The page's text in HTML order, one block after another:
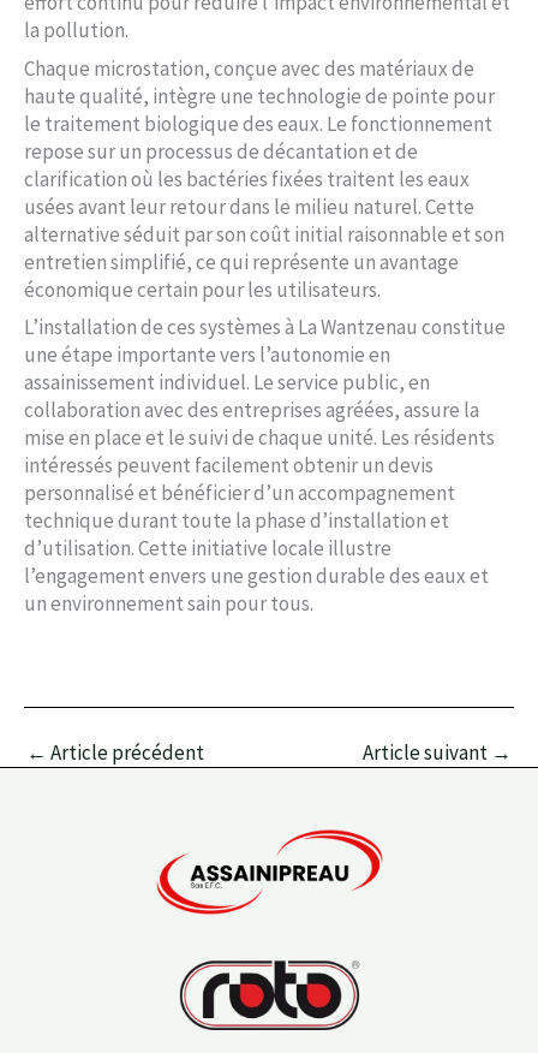
la pollution.
Chaque microstation, conçue avec des matériaux de
haute qualité, intègre une technologie de pointe pour
le traitement biologique des eaux. Le fonctionnement
repose sur un processus de décantation et de
clarification où les bactéries fixées traitent les eaux
usées avant leur retour dans le milieu naturel. Cette
alternative séduit par son coût initial raisonnable et son
entretien simplifié, ce qui représente un avantage
économique certain pour les utilisateurs.
L’installation de ces systèmes à La Wantzenau constitue
une étape importante vers l’autonomie en
assainissement individuel. Le service public, en
collaboration avec des entreprises agréées, assure la
mise en place et le suivi de chaque unité. Les résidents
intéressés peuvent facilement obtenir un devis
personnalisé et bénéficier d’un accompagnement
technique durant toute la phase d’installation et
d’utilisation. Cette initiative locale illustre
l’engagement envers une gestion durable des eaux et
un environnement sain pour tous.
← Article précédent Article suivant →